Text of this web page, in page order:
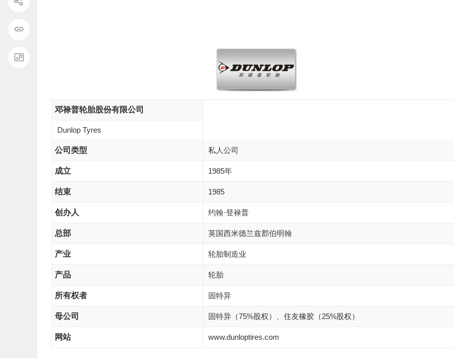
邓禄普轮胎股份有限公司
Dunlop Tyres
公司类型 私人公司
成立 1985年
结束 1985
创办人 约翰·登禄普
总部 英国西米德兰兹郡伯明翰
产业 轮胎制造业
产品 轮胎
所有权者 固特异
母公司 固特异（75%股权）、住友橡胶（25%股权）
网站 www.dunloptires.com